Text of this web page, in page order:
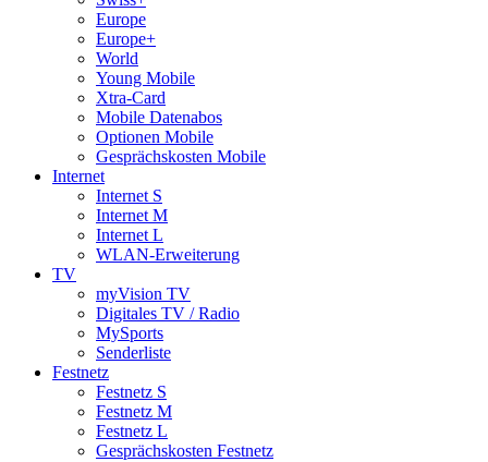
Europe
Europe+
World
Young Mobile
Xtra-Card
Mobile Datenabos
Optionen Mobile
Gesprächskosten Mobile
Internet
Internet S
Internet M
Internet L
WLAN-Erweiterung
TV
myVision TV
Digitales TV / Radio
MySports
Senderliste
Festnetz
Festnetz S
Festnetz M
Festnetz L
Gesprächskosten Festnetz